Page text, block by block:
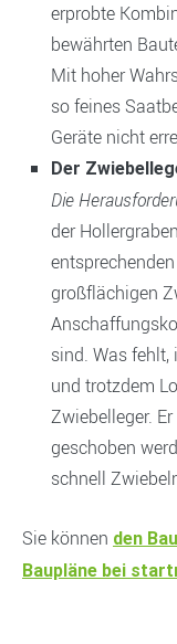
erprobte
bewährten
Mit hoher
so feines
Geräte nicht
Der
Die
der
großflächigen
sind. Was fehlt,
und trotzdem
Zwiebelleger.
geschoben
schnell
Sie können den
Baupläne bei